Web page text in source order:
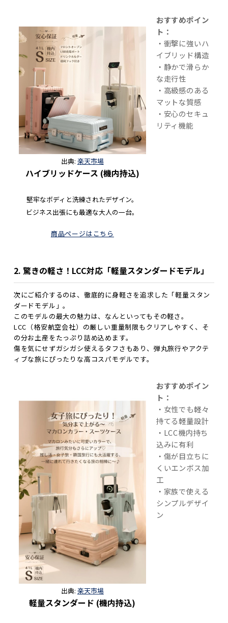
出典: 楽天市場
ハイブリッドケース (機内持込)
堅牢なボディと洗練されたデザイン。
ビジネス出張にも最適な大人の一台。
商品ページはこちら
おすすめポイン
ト：
・衝撃に強いハ
イブリッド構造
・静かで滑らか
な走行性
・高級感のある
マットな質感
・安心のセキュ
リティ機能
2. 驚きの軽さ！LCC対応「軽量スタンダードモデル」
次にご紹介するのは、徹底的に身軽さを追求した「軽量スタン
ダードモデル」。
このモデルの最大の魅力は、なんといってもその軽さ。
LCC（格安航空会社）の厳しい重量制限もクリアしやすく、そ
の分お土産をたっぷり詰め込めます。
傷を気にせずガシガシ使えるタフさもあり、弾丸旅行やアクテ
ィブな旅にぴったりな高コスパモデルです。
出典: 楽天市場
軽量スタンダード (機内持込)
おすすめポイン
ト：
・女性でも軽々
持てる軽量設計
・LCC機内持ち
込みに有利
・傷が目立ちに
くいエンボス加
工
・家族で使える
シンプルデザイ
ン